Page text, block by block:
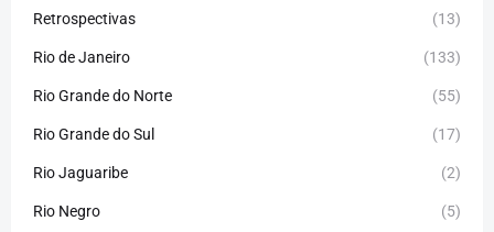
Retrospectivas (13)
Rio de Janeiro (133)
Rio Grande do Norte (55)
Rio Grande do Sul (17)
Rio Jaguaribe (2)
Rio Negro (5)